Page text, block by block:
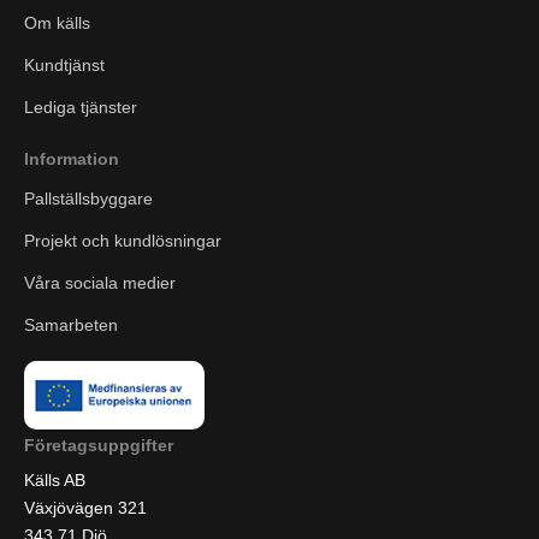
Om källs
Kundtjänst
Lediga tjänster
Information
Pallställsbyggare
Projekt och kundlösningar
Våra sociala medier
Samarbeten
Företagsuppgifter
Källs AB
Växjövägen 321